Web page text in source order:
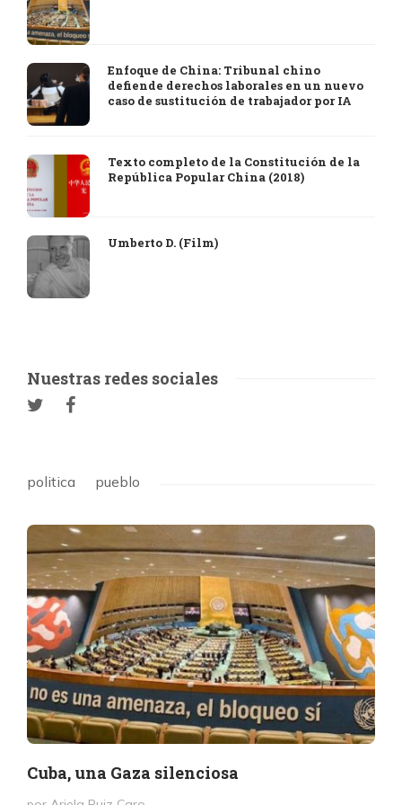
Enfoque de China: Tribunal chino
defiende derechos laborales en un nuevo
caso de sustitución de trabajador por IA
Texto completo de la Constitución de la
República Popular China (2018)
Umberto D. (Film)
Nuestras redes sociales
politica pueblo
Cuba, una Gaza silenciosa